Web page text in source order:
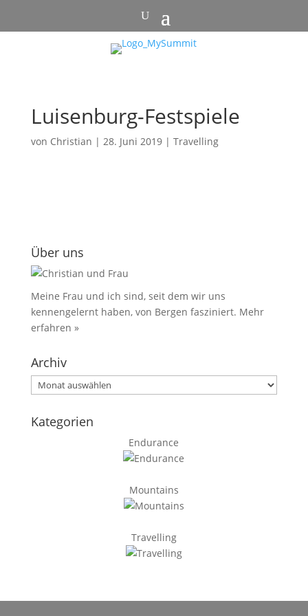
Luisenburg-Festspiele
von Christian | 28. Juni 2019| Travelling
Über uns
Meine Frau und ich sind, seit dem wir uns
kennengelernt haben, von Bergen fasziniert. Mehr
erfahren »
Archiv
Archiv
Kategorien
Endurance
Mountains
Travelling